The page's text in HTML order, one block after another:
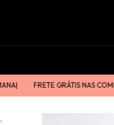
FRETE GRÁTIS NAS COMPRAS